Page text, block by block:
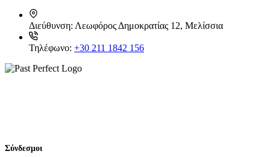
Διεύθυνση: Λεωφόρος Δημοκρατίας 12, Μελίσσια
Τηλέφωνο: +30 211 1842 156
Σύνδεσμοι